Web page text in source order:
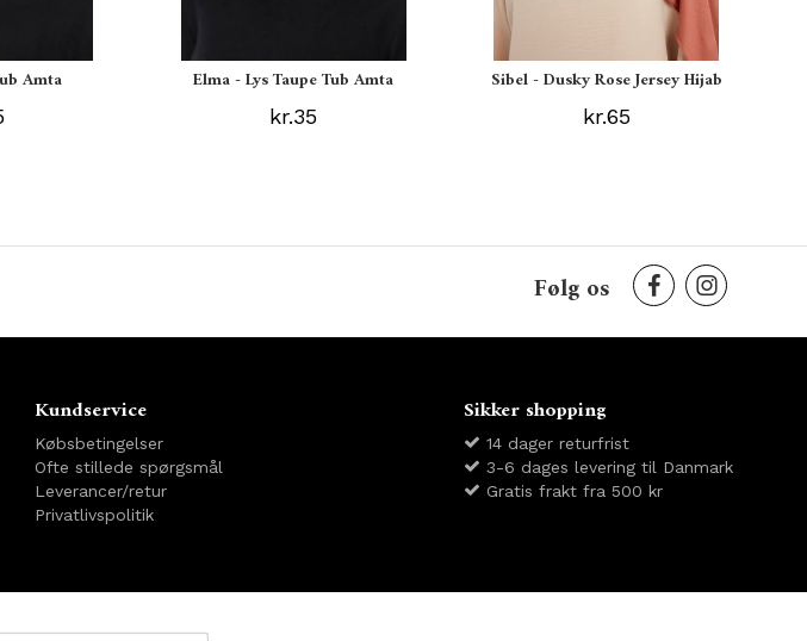
Amta Elma - Lys Taupe Tub Amta
kr.35
Sibel - Dusky Rose Jersey Hijab
kr.65
Følg os
Kundservice
Købsbetingelser
Ofte stillede spørgsmål
Leverancer/retur
Privatlivspolitik
Sikker shopping
14 dager returfrist
3-6 dages levering til Danmark
Gratis frakt fra 500 kr